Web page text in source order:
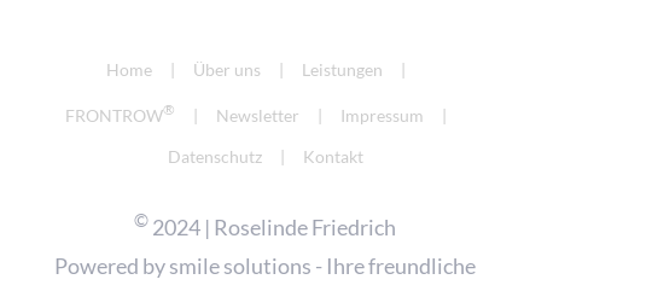
Home Über uns Leistungen
FRONTROW® Newsletter
Impressum
Datenschutz
Kontakt
© 2024 | Roselinde Friedrich
Powered bysmile solutions - Ihre freundliche